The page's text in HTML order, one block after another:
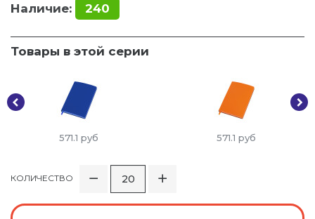
Наличие: 240
Товары в этой серии
571.1 руб 571.1 руб
КОЛИЧЕСТВО